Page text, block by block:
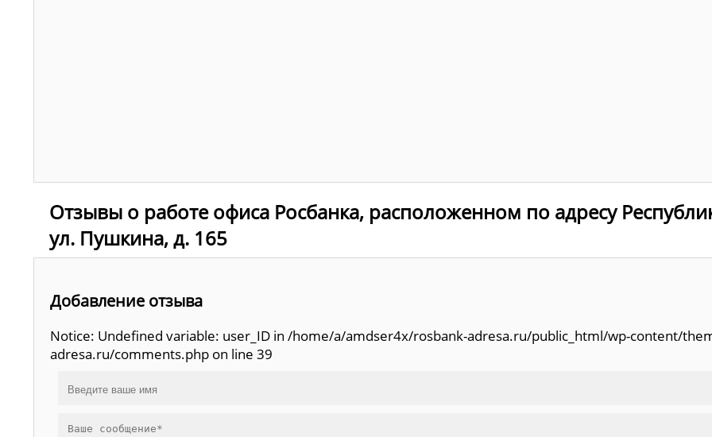
Отзывы о работе офиса Росбанка, расположенном по адресу
ул. Пушкина, д. 165
Добавление отзыва
Notice: Undefined variable: user_ID in /home/a/amdser4x/rosbank-adresa.ru/public_html/wp-content/
adresa.ru/comments.php on line 39